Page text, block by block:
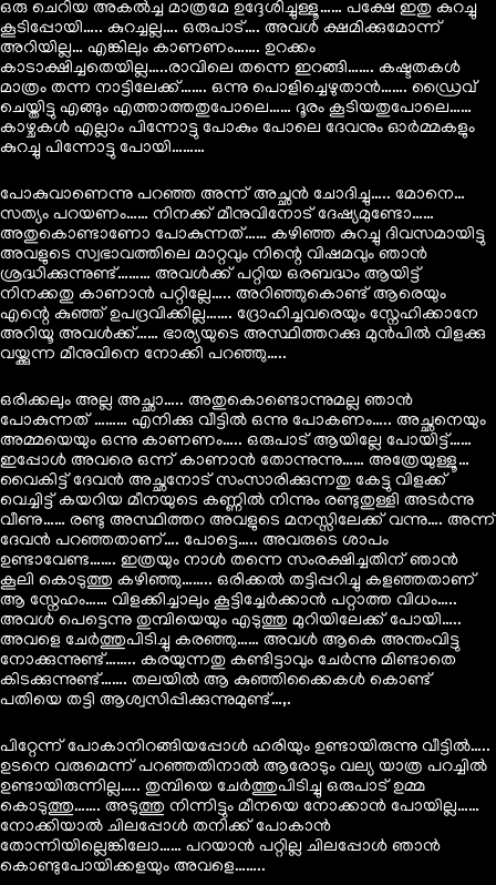
ഒരു ചെറിയ അകൽച്ച മാത്രമേ ഉദ്ദേശിച്ചുള്ളൂ…… പക്ഷേ ഇതു കുറച്ചു
കൂടിപ്പോയി….. കുറച്ചല്ല…. ഒരുപാട്…. അവൾ ക്ഷമിക്കുമോന്ന്
അറിയില്ല… എങ്കിലും കാണണം……. ഉറക്കം
കാടാക്ഷിച്ചതെയില്ല…..രാവിലെ തന്നെ ഇറങ്ങി……. കഷ്ടതകൾ
മാത്രം തന്ന നാട്ടിലേക്ക്……. ഒന്നു പൊളിച്ചെഴുതാൻ……. ഡ്രൈവ്
ചെയ്തിട്ടു എങ്ങും എത്താത്തതുപോലെ…… ദൂരം കൂടിയതുപോലെ……
കാഴ്ചകൾ എല്ലാം പിന്നോട്ടു പോകും പോലെ ദേവനും ഓർമ്മകളും
കുറച്ചു പിന്നോട്ടു പോയി………
പോകുവാണെന്നു പറഞ്ഞ അന്ന് അച്ഛൻ ചോദിച്ചു….. മോനെ…
സത്യം പറയണം…… നിനക്ക് മീനുവിനോട് ദേഷ്യമുണ്ടോ……
അതുകൊണ്ടാണോ പോകുന്നത്…… കഴിഞ്ഞ കുറച്ചു ദിവസമായിട്ടു
അവളുടെ സ്വഭാവത്തിലെ മാറ്റവും നിന്റെ വിഷമവും ഞാൻ
ശ്രദ്ധിക്കുന്നുണ്ട്……… അവൾക്ക് പറ്റിയ ഒരബദ്ധം ആയിട്ട്
നിനക്കതു കാണാൻ പറ്റില്ലേ….. അറിഞ്ഞുകൊണ്ട് ആരെയും
എന്റെ കുഞ്ഞ് ഉപദ്രവിക്കില്ല……. ദ്രോഹിച്ചവരെയും സ്നേഹിക്കാനേ
അറിയൂ അവൾക്ക്…… ഭാര്യയുടെ അസ്ഥിത്തറക്കു മുൻപിൽ വിളക്കു
വയ്ക്കുന്ന മീനുവിനെ നോക്കി പറഞ്ഞു…..
ഒരിക്കലും അല്ല അച്ഛാ….. അതുകൊണ്ടൊന്നുമല്ല ഞാൻ
പോകുന്നത് ……… എനിക്കു വീട്ടിൽ ഒന്നു പോകണം….. അച്ഛനെയും
അമ്മയെയും ഒന്നു കാണണം….. ഒരുപാട് ആയില്ലേ പോയിട്ട്……
ഇപ്പോൾ അവരെ ഒന്ന് കാണാൻ തോന്നുന്നു…… അത്രേയുള്ളൂ…
വൈകിട്ട് ദേവൻ അച്ഛനോട് സംസാരിക്കുന്നതു കേട്ടു വിളക്ക്
വെച്ചിട്ട് കയറിയ മീനയുടെ കണ്ണിൽ നിന്നും രണ്ടുതുള്ളി അടർന്നു
വീണു…… രണ്ടു അസ്ഥിത്തറ അവളുടെ മനസ്സിലേക്ക് വന്നു…. അന്ന്
ദേവൻ പറഞ്ഞതാണ്…. പോട്ടെ….. അവരുടെ ശാപം
ഉണ്ടാവേണ്ട……. ഇത്രയും നാൾ തന്നെ സംരക്ഷിച്ചതിന് ഞാൻ
കൂലി കൊടുത്തു കഴിഞ്ഞു…….. ഒരിക്കൽ തട്ടിപ്പറിച്ചു കളഞ്ഞതാണ്
ആ സ്നേഹം…… വിളക്കിച്ചാലും കൂട്ടിച്ചേർക്കാൻ പറ്റാത്ത വിധം…..
അവൾ പെട്ടെന്നു തുമ്പിയെയും എടുത്തു മുറിയിലേക്ക് പോയി…..
അവളെ ചേർത്തുപിടിച്ചു കരഞ്ഞു…… അവൾ ആകെ അന്തംവിട്ടു
നോക്കുന്നുണ്ട്…….. കരയുന്നതു കണ്ടിട്ടാവും ചേർന്നു മിണ്ടാതെ
കിടക്കുന്നുണ്ട്……. തലയിൽ ആ കുഞ്ഞിക്കൈകൾ കൊണ്ട്
പതിയെ തട്ടി ആശ്വസിപ്പിക്കുന്നുമുണ്ട്…,.
പിറ്റേന്ന് പോകാനിറങ്ങിയപ്പോൾ ഹരിയും ഉണ്ടായിരുന്നു വീട്ടിൽ…..
ഉടനെ വരുമെന്ന് പറഞ്ഞതിനാൽ ആരോടും വല്യ യാത്ര പറച്ചിൽ
ഉണ്ടായിരുന്നില്ല….. തുമ്പിയെ ചേർത്തുപിടിച്ചു ഒരുപാട് ഉമ്മ
കൊടുത്തു……. അടുത്തു നിന്നിട്ടും മീനയെ നോക്കാൻ പോയില്ല……
നോക്കിയാൽ ചിലപ്പോൾ തനിക്ക് പോകാൻ
തോന്നിയില്ലെങ്കിലോ…… പറയാൻ പറ്റില്ല ചിലപ്പോൾ ഞാൻ
കൊണ്ടുപോയിക്കളയും അവളെ……..